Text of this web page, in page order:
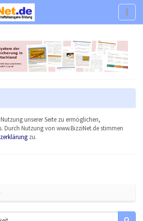
unserer Seite zu ermöglichen,
Durch Nutzung von www.BizziNet.de stimmen
zu.